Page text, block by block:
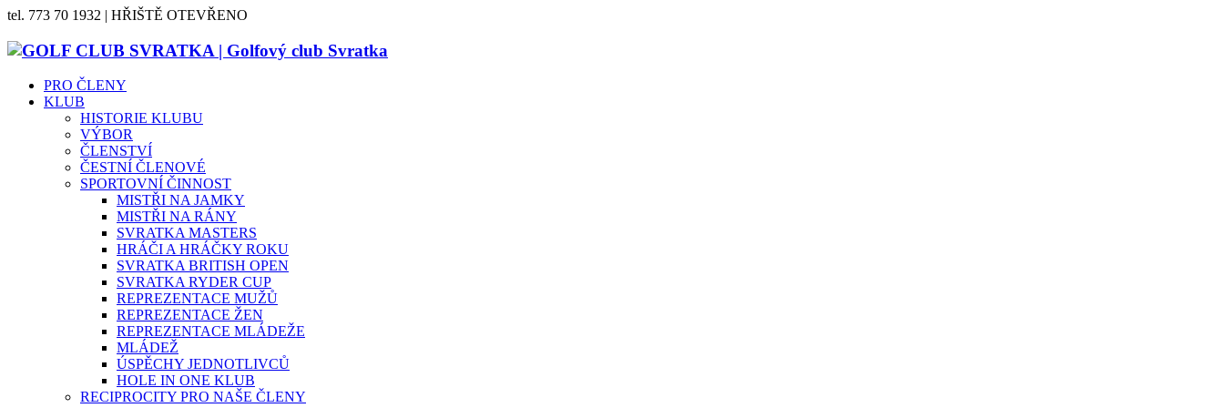
tel. 773 70 1932 | HŘIŠTĚ OTEVŘENO
PRO ČLENY
KLUB
HISTORIE KLUBU
VÝBOR
ČLENSTVÍ
ČESTNÍ ČLENOVÉ
SPORTOVNÍ ČINNOST
MISTŘI NA JAMKY
MISTŘI NA RÁNY
SVRATKA MASTERS
HRÁČI A HRÁČKY ROKU
SVRATKA BRITISH OPEN
SVRATKA RYDER CUP
REPREZENTACE MUŽŮ
REPREZENTACE ŽEN
REPREZENTACE MLÁDEŽE
MLÁDEŽ
ÚSPĚCHY JEDNOTLIVCŮ
HOLE IN ONE KLUB
RECIPROCITY PRO NAŠE ČLENY